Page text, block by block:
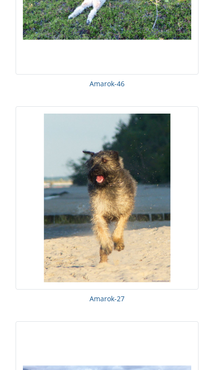
Amarok-46
Amarok-27